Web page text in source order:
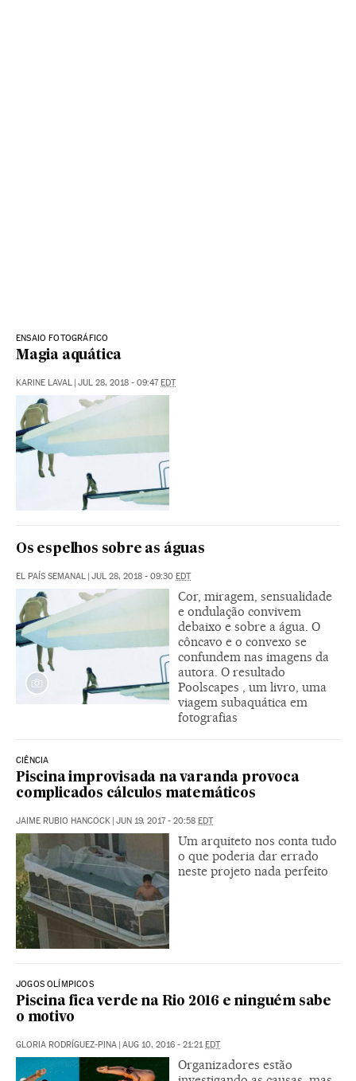
ENSAIO FOTOGRÁFICO
Magia aquática
KARINE LAVAL JUL 28, 2018 - 09:47 EDT
Os espelhos sobre as águas
EL PAÍS SEMANAL JUL 28, 2018 - 09:30 EDT
Cor, miragem, sensualidade
e ondulação convivem
debaixo e sobre a água. O
côncavo e o convexo se
confundem nas imagens da
autora. O resultado
Poolscapes , um livro, uma
viagem subaquática em
fotografias
CIÊNCIA
Piscina improvisada na varanda provoca
complicados cálculos matemáticos
JAIME RUBIO HANCOCK JUN 19, 2017 - 20:58 EDT
Um arquiteto nos conta tudo
o que poderia dar errado
neste projeto nada perfeito
JOGOS OLÍMPICOS
Piscina fica verde na Rio 2016 e ninguém sabe
o motivo
GLORIA RODRÍGUEZ-PINA | AUG 10, 2016 - 21:21EDT
Organizadores estão